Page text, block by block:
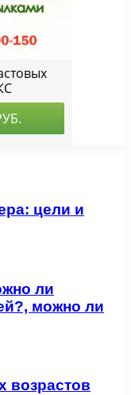
цели и
ли
можно ли
возрастов